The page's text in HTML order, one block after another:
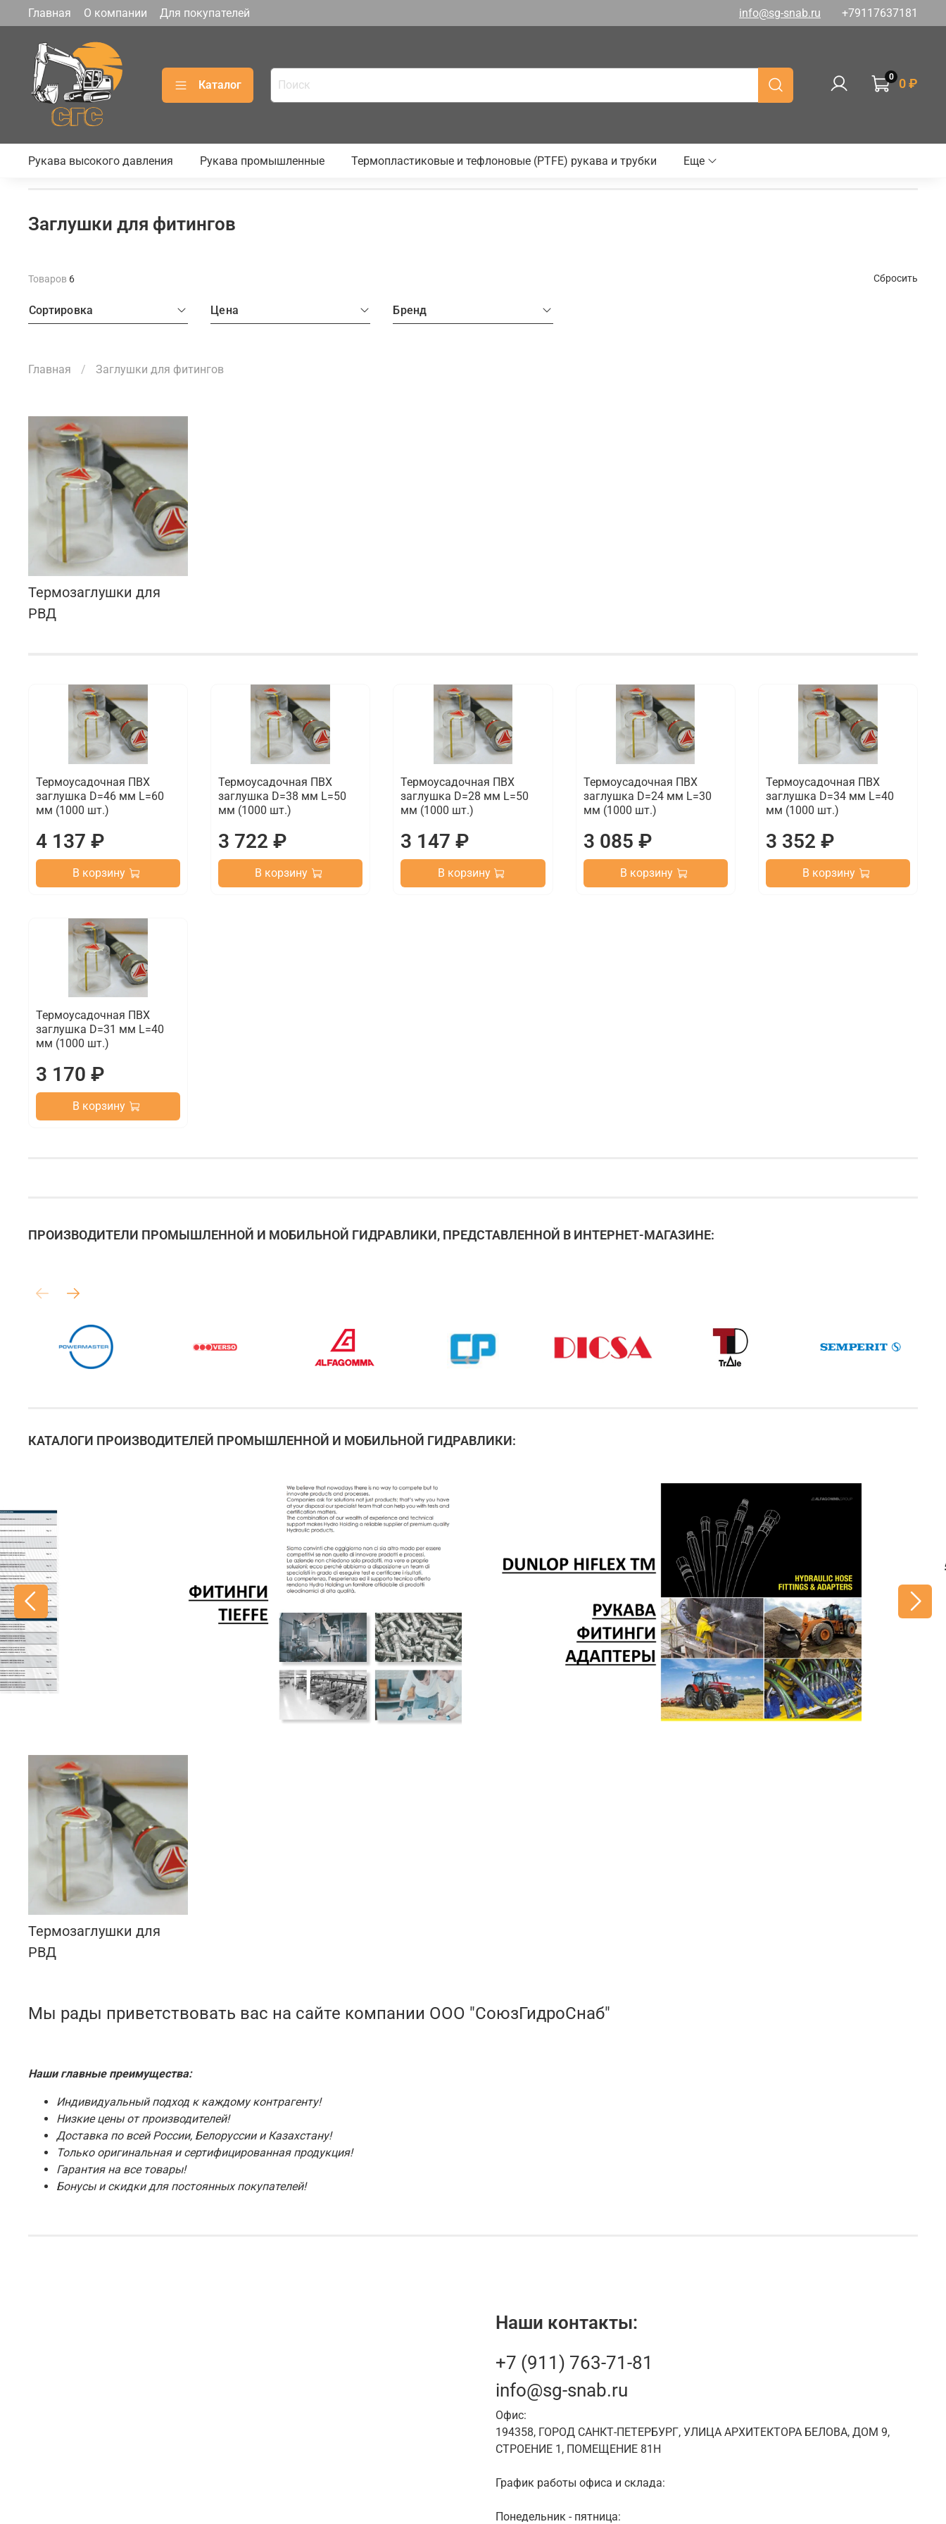
Главная О компании Для покупателей info@sg-snab.ru +79117637181
Каталог
0 0 ₽
Рукава высокого давления Рукава промышленные Термопластиковые и тефлоновые (PTFE) рукава и трубки Еще
Заглушки для фитингов
Товаров 6 Сбросить
Сортировка Цена Бренд
Главная Заглушки для фитингов
Термозаглушки для
РВД
Термоусадочная ПВХ
заглушка D=46 мм L=60
мм (1000 шт.)
4 137 ₽
В корзину
Термоусадочная ПВХ
заглушка D=38 мм L=50
мм (1000 шт.)
3 722 ₽
В корзину
Термоусадочная ПВХ
заглушка D=28 мм L=50
мм (1000 шт.)
3 147 ₽
В корзину
Термоусадочная ПВХ
заглушка D=24 мм L=30
мм (1000 шт.)
3 085 ₽
В корзину
Термоусадочная ПВХ
заглушка D=34 мм L=40
мм (1000 шт.)
3 352 ₽
В корзину
Термоусадочная ПВХ
заглушка D=31 мм L=40
мм (1000 шт.)
3 170 ₽
В корзину
ПРОИЗВОДИТЕЛИ ПРОМЫШЛЕННОЙ И МОБИЛЬНОЙ ГИДРАВЛИКИ, ПРЕДСТАВЛЕННОЙ В ИНТЕРНЕТ-МАГАЗИНЕ:
КАТАЛОГИ ПРОИЗВОДИТЕЛЕЙ ПРОМЫШЛЕННОЙ И МОБИЛЬНОЙ ГИДРАВЛИКИ:
Термозаглушки для
РВД
Мы рады приветствовать вас на сайте компании ООО "СоюзГидроСнаб"
Наши главные преимущества:
Индивидуальный подход к каждому контрагенту!
Низкие цены от производителей!
Доставка по всей России, Белоруссии и Казахстану!
Только оригинальная и сертифицированная продукция!
Гарантия на все товары!
Бонусы и скидки для постоянных покупателей!
Наши контакты:
+7 (911) 763-71-81
info@sg-snab.ru
Офис:
194358, ГОРОД САНКТ-ПЕТЕРБУРГ, УЛИЦА АРХИТЕКТОРА БЕЛОВА, ДОМ 9,
СТРОЕНИЕ 1, ПОМЕЩЕНИЕ 81Н
График работы офиса и склада:
Понедельник - пятница: